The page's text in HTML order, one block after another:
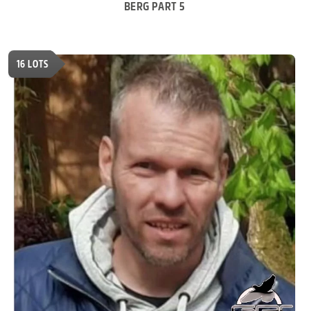
BERG PART 5
16 LOTS